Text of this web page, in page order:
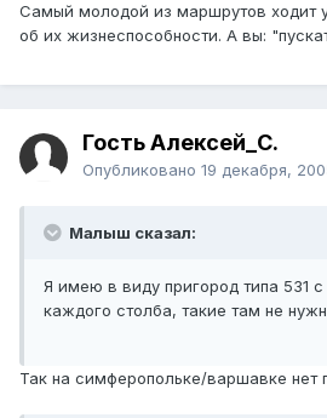
Самый молодой из маршрутов ходит
об их жизнеспособности. А вы:
Гость Алексей_С.
Опубликовано 19 декабря,
Малыш сказал:
Я имею в виду пригород типа 531 с
каждого столба, такие там не
Так на симферопольке/варшавке нет